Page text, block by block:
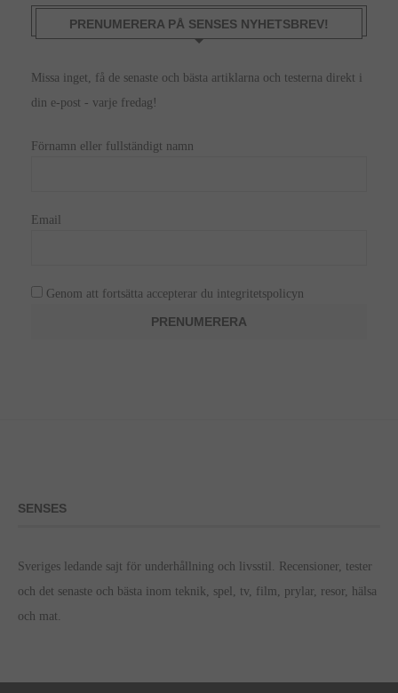
PRENUMERERA PÅ SENSES NYHETSBREV!
Missa inget, få de senaste och bästa artiklarna och testerna direkt i
din e-post - varje fredag!
Förnamn eller fullständigt namn
Email
Genom att fortsätta accepterar du integritetspolicyn
SENSES
Sveriges ledande sajt för underhållning och livsstil. Recensioner, tester
och det senaste och bästa inom teknik, spel, tv, film, prylar, resor, hälsa
och mat.